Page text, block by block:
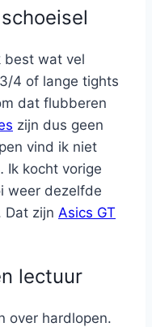
best wat vel
4 of lange tights
dat flubberen
zijn dus geen
vind ik niet
Ik kocht vorige
weer dezelfde
Dat zijn Asics GT
lectuur
over hardlopen.